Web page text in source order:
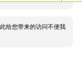
给您带来的访问不便我